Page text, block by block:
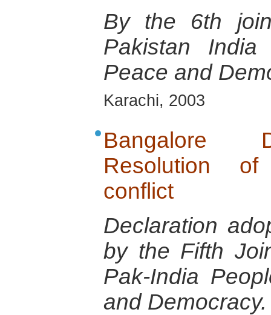
By the 6th
Pakistan India
Peace and
Karachi, 2003
Bangalore
Resolution
conflict
Declaration
by the Fifth
Pak-India
and Democracy.